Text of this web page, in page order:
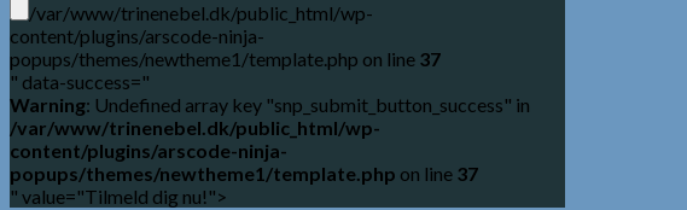
/var/www/trinenebel.dk/public_html/wp-
content/plugins/arscode-ninja-
popups/themes/newtheme1/template.php on line 37
" data-success="
Warning: Undefined array key "snp_submit_button_success" in
/var/www/trinenebel.dk/public_html/wp-
content/plugins/arscode-ninja-
popups/themes/newtheme1/template.php on line 37
" value="Tilmeld dig nu!">